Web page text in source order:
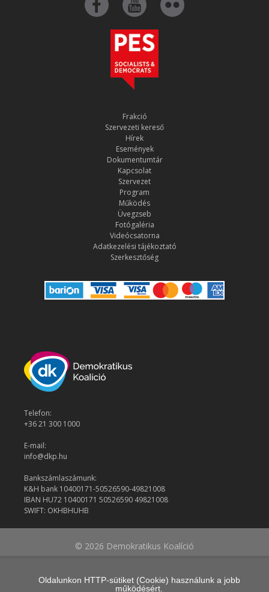
Frakció
Szervezeti kereső
Hírek
Események
Dokumentumtár
Kapcsolat
Szervezet
Program
Működés
Üvegzseb
Fotógaléria
Videócsatorna
Adatkezelési tájékoztató
Szerkesztőség
Telefon:
+36 21 300 1000
E-mail:
info@dkp.hu
Bankszámlaszámunk:
K&H bank 10400171-50526590-49821008
IBAN HU72 10400171 50526590 49821008
SWIFT: OKHBHUHB
© 2026 Demokratikus Koalíció
Oldalunkon HTTP-sütiket (Cookie) használunk a jobb
működésért.